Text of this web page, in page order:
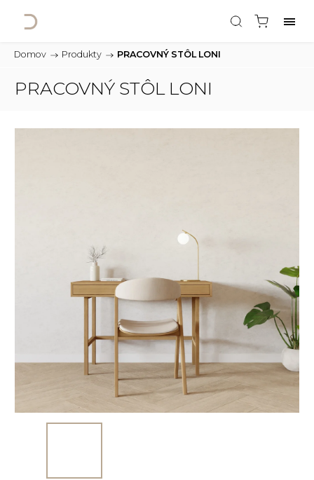
Domov / Produkty / PRACOVNÝ STÔL LONI
PRACOVNÝ STÔL LONI